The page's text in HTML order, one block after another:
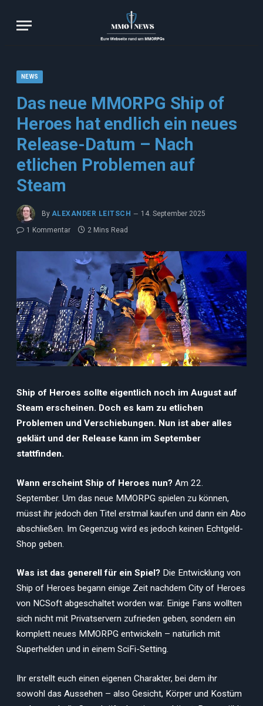
NEWS
Das neue MMORPG Ship of
Heroes hat endlich ein neues
Release-Datum – Nach
etlichen Problemen auf
Steam
By ALEXANDER LEITSCH
14. September 2025
1 Kommentar
2 Mins Read
Ship of Heroes sollte eigentlich noch im August auf
Steam erscheinen. Doch es kam zu etlichen
Problemen und Verschiebungen. Nun ist aber alles
geklärt und der Release kann im September
stattfinden.
Wann erscheint Ship of Heroes nun? Am 22.
September. Um das neue MMORPG spielen zu können,
müsst ihr jedoch den Titel erstmal kaufen und dann ein Abo
abschließen. Im Gegenzug wird es jedoch keinen Echtgeld-
Shop geben.
Was ist das generell für ein Spiel? Die Entwicklung von
Ship of Heroes begann einige Zeit nachdem City of Heroes
von NCSoft abgeschaltet worden war. Einige Fans wollten
sich nicht mit Privatservern zufrieden geben, sondern ein
komplett neues MMORPG entwickeln – natürlich mit
Superhelden und in einem SciFi-Setting.
Ihr erstellt euch einen eigenen Charakter, bei dem ihr
sowohl das Aussehen – also Gesicht, Körper und Kostüm